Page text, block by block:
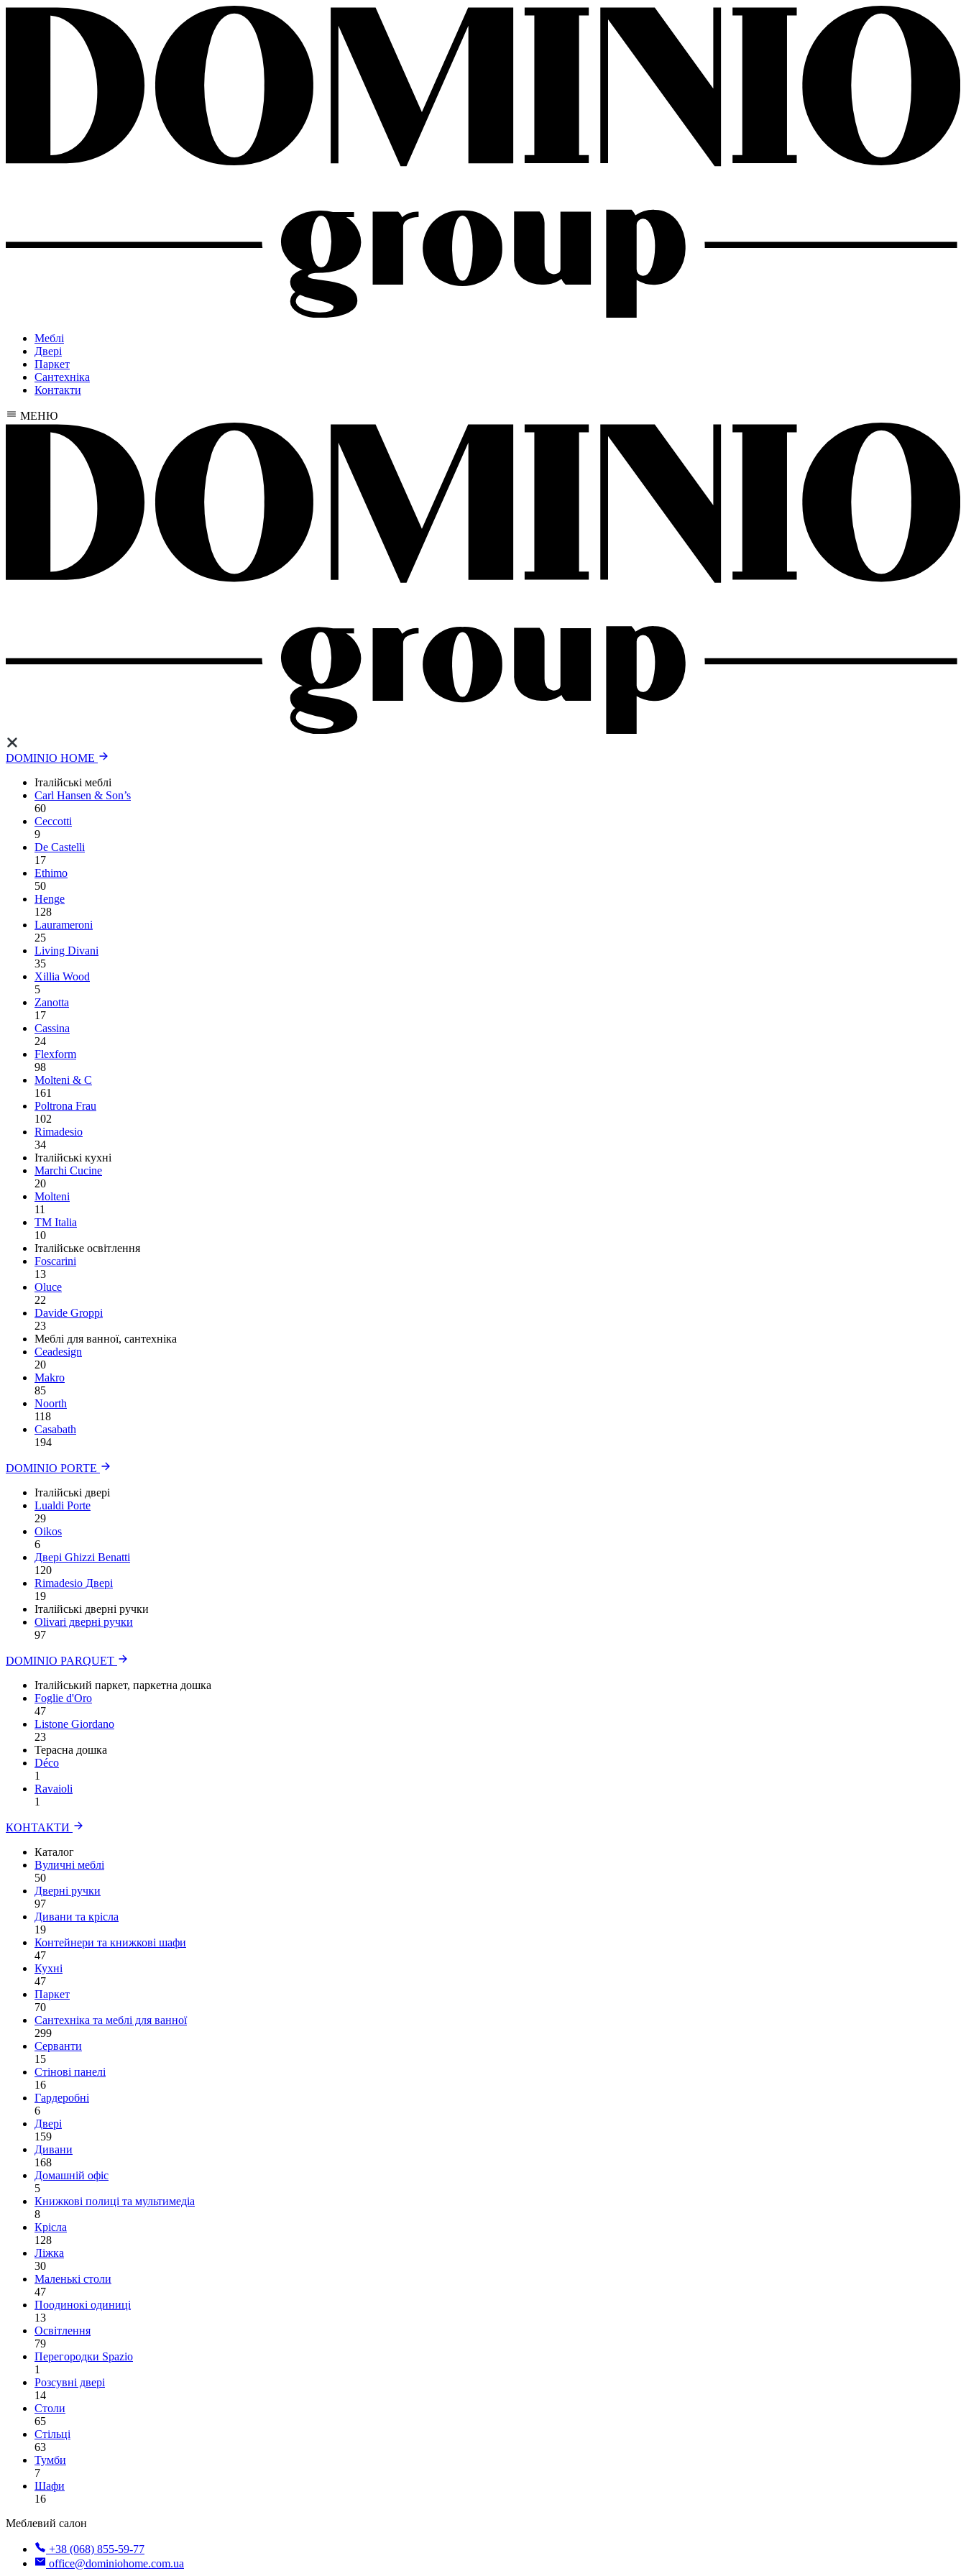
Меблі
Двері
Паркет
Сантехніка
Контакти
МЕНЮ
DOMINIO HOME
Італійські меблі
Carl Hansen & Son’s
60
Ceccotti
9
De Castelli
17
Ethimo
50
Henge
128
Laurameroni
25
Living Divani
35
Xillia Wood
5
Zanotta
17
Cassina
24
Flexform
98
Molteni & C
161
Poltrona Frau
102
Rimadesio
34
Італійські кухні
Marchi Cucine
20
Molteni
11
TM Italia
10
Італійське освітлення
Foscarini
13
Oluce
22
Davide Groppi
23
Меблі для ванної, сантехніка
Ceadesign
20
Makro
85
Noorth
118
Сasabath
194
DOMINIO PORTE
Італійські двері
Lualdi Porte
29
Oikos
6
Двері Ghizzi Benatti
120
Rimadesio Двері
19
Італійські дверні ручки
Olivari дверні ручки
97
DOMINIO PARQUET
Італійський паркет, паркетна дошка
Foglie d'Oro
47
Listone Giordano
23
Терасна дошка
Déco
1
Ravaioli
1
КОНТАКТИ
Каталог
Вуличні меблі
50
Дверні ручки
97
Дивани та крісла
19
Контейнери та книжкові шафи
47
Кухні
47
Паркет
70
Сантехніка та меблі для ванної
299
Серванти
15
Стінові панелі
16
Гардеробні
6
Двері
159
Дивани
168
Домашній офіс
5
Книжкові полиці та мультимедіа
8
Крісла
128
Ліжка
30
Маленькі столи
47
Поодинокі одиниці
13
Освітлення
79
Перегородки Spazio
1
Розсувні двері
14
Столи
65
Стільці
63
Тумби
7
Шафи
16
Меблевий салон
+38 (068) 855-59-77
office@dominiohome.com.ua